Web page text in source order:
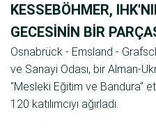
KESSEBÖHMER,
GECESININ BIR
Osnabrück - Emsland -
ve Sanayi Odası, bir Alman-
"Mesleki Eğitim ve Bandura"
120 katılımcıyı ağırladı.